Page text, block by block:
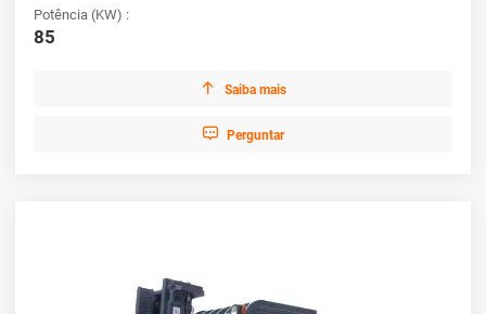
Potência (KW) :
85
 Saiba mais
 Perguntar